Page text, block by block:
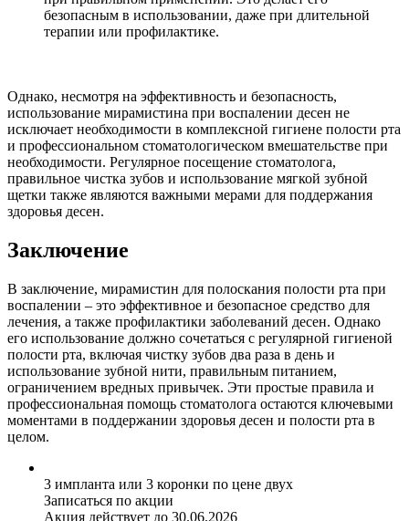
безопасным в использовании, даже при длительной
терапии или профилактике.
Однако, несмотря на эффективность и безопасность,
использование мирамистина при воспалении десен не
исключает необходимости в комплексной гигиене полости рта
и профессиональном стоматологическом вмешательстве при
необходимости. Регулярное посещение стоматолога,
правильное чистка зубов и использование мягкой зубной
щетки также являются важными мерами для поддержания
здоровья десен.
Заключение
В заключение, мирамистин для полоскания полости рта при
воспалении – это эффективное и безопасное средство для
лечения, а также профилактики заболеваний десен. Однако
его использование должно сочетаться с регулярной гигиеной
полости рта, включая чистку зубов два раза в день и
использование зубной нити, правильным питанием,
ограничением вредных привычек. Эти простые правила и
профессиональная помощь стоматолога остаются ключевыми
моментами в поддержании здоровья десен и полости рта в
целом.
3 импланта или 3 коронки по цене двух
Записаться по акции
Акция действует до 30.06.2026